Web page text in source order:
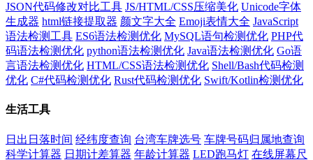
JSON代码修改对比工具 JS/HTML/CSS压缩美化 Unicode字体
生成器 html链接提取器 颜文字大全 Emoji表情大全 JavaScript
语法检测工具 ES6语法检测优化 MySQL语句检测优化 PHP代
码语法检测优化 python语法检测优化 Java语法检测优化 Go语
言语法检测优化 HTML/CSS语法检测优化 Shell/Bash代码检测
优化 C#代码检测优化 Rust代码检测优化 Swift/Kotlin检测优化
生活工具
日出日落时间 经纬度查询 台湾车牌选号 车牌号码归属地查询
科学计算器 日期计差算器 年龄计算器 LED跑马灯 在线屏幕尺